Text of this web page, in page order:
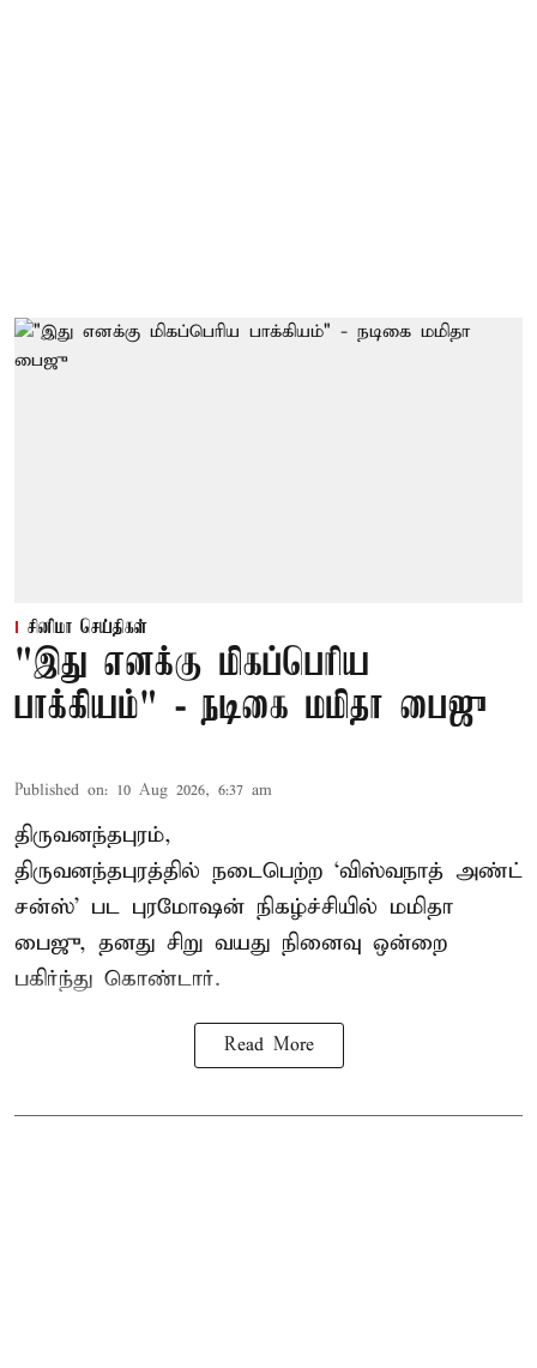
சினிமா செய்திகள்
"இது எனக்கு மிகப்பெரிய
பாக்கியம்" - நடிகை மமிதா பைஜு
Published on: 10 Aug 2026, 6:37 am
திருவனந்தபுரம்,
திருவனந்தபுரத்தில் நடைபெற்ற ‘விஸ்வநாத் அண்ட்
சன்ஸ்’ பட புரமோஷன் நிகழ்ச்சியில் மமிதா
பைஜு, தனது சிறு வயது நினைவு ஒன்றை
பகிர்ந்து கொண்டார்.
Read More